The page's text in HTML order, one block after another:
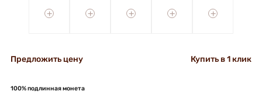
+ + + + +
Предложить цену Купить в 1 клик
100% подлинная монета